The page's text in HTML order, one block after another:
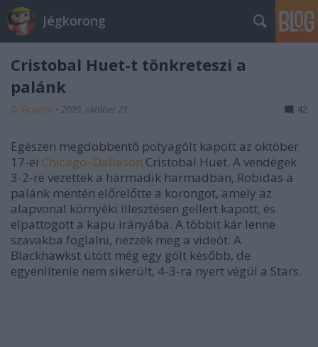
Jégkorong
Cristobal Huet-t tönkreteszi a
palánk
D. Gromov • 2009. október 21. 42
Egészen megdöbbentő potyagólt kapott az október
17-ei Chicago–Dallason Cristobal Huet. A vendégek
3-2-re vezettek a harmadik harmadban, Robidas a
palánk mentén előrelőtte a korongot, amely az
alapvonal környéki illesztésen gellert kapott, és
elpattogott a kapu irányába. A többit kár lenne
szavakba foglalni, nézzék meg a videót. A
Blackhawkst ütött még egy gólt később, de
egyenlítenie nem sikerült, 4-3-ra nyert végül a Stars.